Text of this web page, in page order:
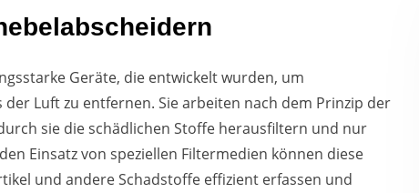
Geräte, die entwickelt wurden, um
Luft zu entfernen. Sie arbeiten nach dem Prinzip der
sie die schädlichen Stoffe herausfiltern und nur
Einsatz von speziellen Filtermedien können diese
und andere Schadstoffe effizient erfassen und